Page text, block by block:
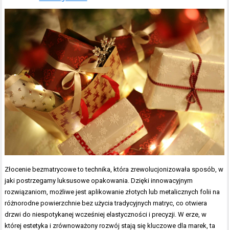
Złocenie bezmatrycowe to technika, która zrewolucjonizowała sposób, w
jaki postrzegamy luksusowe opakowania. Dzięki innowacyjnym
rozwiązaniom, możliwe jest aplikowanie złotych lub metalicznych folii na
różnorodne powierzchnie bez użycia tradycyjnych matryc, co otwiera
drzwi do niespotykanej wcześniej elastyczności i precyzji. W erze, w
której estetyka i zrównoważony rozwój stają się kluczowe dla marek, ta